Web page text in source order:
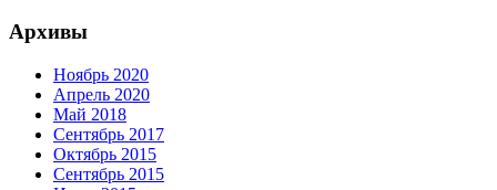
Архивы
Ноябрь 2020
Апрель 2020
Май 2018
Сентябрь 2017
Октябрь 2015
Сентябрь 2015